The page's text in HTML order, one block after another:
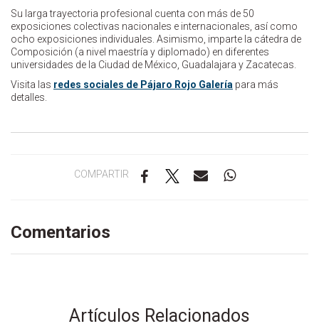
Su larga trayectoria profesional cuenta con más de 50
exposiciones colectivas nacionales e internacionales, así como
ocho exposiciones individuales. Asimismo, imparte la cátedra de
Composición (a nivel maestría y diplomado) en diferentes
universidades de la Ciudad de México, Guadalajara y Zacatecas.
Visita las redes sociales de Pájaro Rojo Galería para más
detalles.
COMPARTIR
Comentarios
Artículos Relacionados